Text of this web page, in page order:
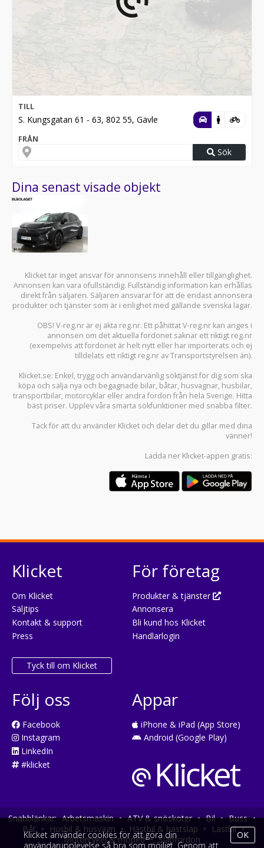
TILL
S. Kungsgatan 61 - 63, 802 55, Gävle
FRÅN
Sök
Dina senast visade objekt
Klicket tar inget ansvar för annonsens innehåll eller tillgänglighet.
Annonsen kan vara ofullständig. Fullständig information kan erhållas
direkt från säljaren. Säljaren ansvarar för att de endast annonsera
produkter och tjänster som är i enlighet med gällande svenska lagar.
OBS! V-reg.nr är ej äkta reg.nr. Ett påhittat V-reg.nr kan anges i
annonsen om det aktuella fordonet saknar ett riktigt reg.nr
(exempelvis att fordonet är helt nytt eller har importerats och ej
tilldelats ett riktigt reg.nr av Transportstyrelsen än).
Klicket.se: Enkel, trygg och användarvänlig söktjänst för dig som ska
köpa och sälja nya och begagnade bilar, båtar, husvagnar, husbilar,
transportbilar, motorcyklar eller andra fordon från hela Sverige. Hitta
bäst priser. Upplev våra smarta sökfunktioner med snabba filter.
Tack för att du använder Klicket och delar det du gillar med dina
vänner!
Ladda ner Klicket-appen gratis:
Klicket
Om Klicket
Säljtips
Kontakt & support
Press
Tyck till om Klicket
För företag
Produkter & tjänster
Annonsera
Bli kund hos Klicket
Handlarlogin
Följ oss
Facebook
Instagram
LinkedIn
#klicket
Appar
iPhone & iPad (App Store)
Android (Google Play)
Snabblänkar: Arbetsmaskin • ATV & snöskoter • Bil • Buss •
Båt • Husbil & husvagn • Hästbil & hästsläp • Lastbil •
Motorcykel & moped • Släpfordon
Klicket använder cookies för att göra din
användarupplevelse så bra som möjligt. Genom att
OK